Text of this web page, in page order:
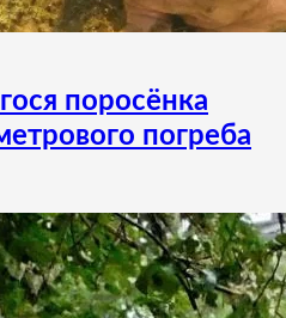
поросёнка
погреба